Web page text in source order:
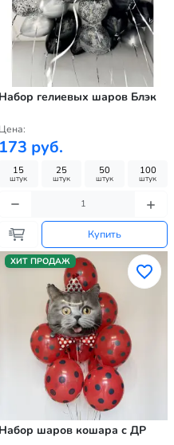
Набор гелиевых шаров Блэк
Цена:
173 руб.
15
штук
25
штук
50
штук
100
штук
Купить
ХИТ ПРОДАЖ
Набор шаров кошара с ДР